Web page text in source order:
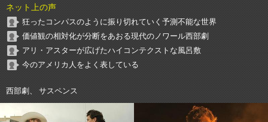
ネット上の声
狂ったコンパスのように振り切れていく予測不能な世界
価値観の相対化が分断をあおる現代のノワール西部劇
アリ・アスターが広げたハイコンテクストな風呂敷
今のアメリカ人をよく表している
西部劇、 サスペンス